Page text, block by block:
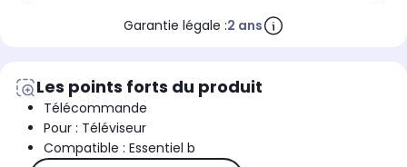
Garantie légale :2 ans
Les points forts du produit
Télécommande
Pour : Téléviseur
Compatible : Essentiel b